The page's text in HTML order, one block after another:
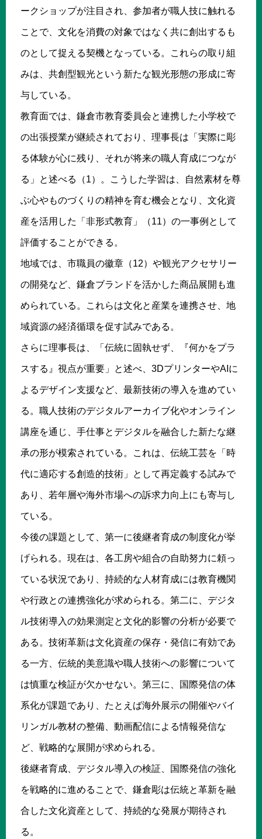
ークショップが注目され、参加者が職人技に触れる
ことで、文化を消費の対象ではなく共に創出するも
のとして捉える契機となっている。これらの取り組
みは、共創型観光という新たな観光形態の形成に寄
与している。
教育面では、鎌倉市教育委員会と連携した小学校で
の出張授業が継続されており、理事長は「実際に彫
る体験が心に残り、それが将来の職人育成につなが
る」と述べる（1）。こうした学習は、自然素材を尊
ぶ心やものづくりの精神を育む機会となり、文化資
産を活用した「非形式教育」（11）の一事例として
評価することができる。
地域では、市職員の徽章（12）や観光アクセサリー
の開発など、鎌倉ブランドを活かした商品展開も進
められている。これらは文化と産業を連携させ、地
域資源の経済循環を促す試みである。
さらに理事長は、「伝統に固執せず、『何かをプラ
スする』視点が重要」と述べ、3DプリンターやAIに
よるデザイン支援など、最新技術の導入を進めてい
る。職人技術のデジタルアーカイブ化やオンライン
講座を通じ、手仕事とデジタルを融合した新たな継
承の形が模索されている。これは、伝統工芸を「時
代に適応する創造的技術」として再定義する試みで
あり、若年層や海外市場への訴求力向上にも寄与し
ている。
今後の課題として、第一に後継者育成の制度化が挙
げられる。現在は、各工房や組合の自助努力に頼っ
ている状況であり、持続的な人材育成には教育機関
や行政との連携強化が求められる。第二に、デジタ
ル技術導入の効果測定と文化的影響の分析が必要で
ある。技術革新は文化資産の保存・発信に有効であ
る一方、伝統的美意識や職人技術への影響について
は慎重な検証が欠かせない。第三に、国際発信の体
系化が課題であり、たとえば海外展示の開催やバイ
リンガル教材の整備、動画配信による情報発信な
ど、戦略的な展開が求められる。
後継者育成、デジタル導入の検証、国際発信の強化
を戦略的に進めることで、鎌倉彫は伝統と革新を融
合した文化資産として、持続的な発展が期待され
る。